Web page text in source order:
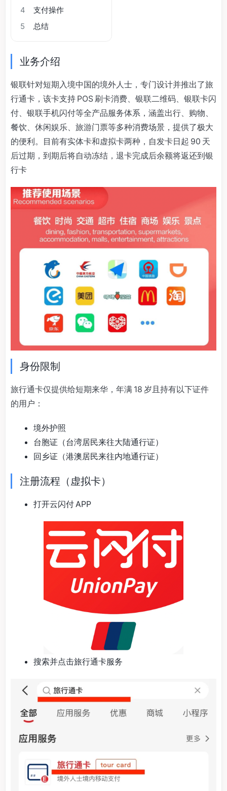
4
支付操作
5
总结
业务介绍
银联针对短期入境中国的境外人士，专门设计并推出了旅
行通卡，该卡支持 POS 刷卡消费、银联二维码、银联卡闪
付、银联手机闪付等全产品服务体系，涵盖出行、购物、
餐饮、休闲娱乐、旅游门票等多种消费场景，提供了极大
的便利。目前有实体卡和虚拟卡两种，自发卡日起 90 天
后过期，到期后将自动冻结，退卡完成后余额将返还到银
行卡
身份限制
旅行通卡仅提供给短期来华，年满 18 岁且持有以下证件
的用户：
境外护照
台胞证（台湾居民来往大陆通行证）
回乡证（港澳居民来往内地通行证）
注册流程（虚拟卡）
打开云闪付 APP
搜索并点击旅行通卡服务